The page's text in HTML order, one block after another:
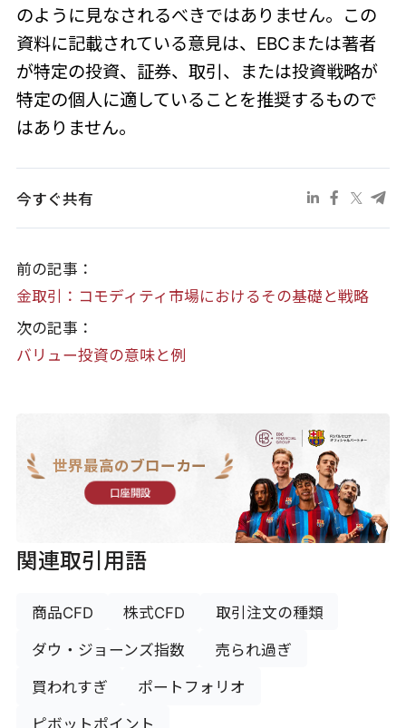
のように見なされるべきではありません。この
資料に記載されている意見は、EBCまたは著者
が特定の投資、証券、取引、または投資戦略が
特定の個人に適していることを推奨するもので
はありません。
今すぐ共有
前の記事：
金取引：コモディティ市場におけるその基礎と戦略
次の記事：
バリュー投資の意味と例
世界最高のブローカー
口座開設
関連取引用語
商品CFD 株式CFD 取引注文の種類
ダウ・ジョーンズ指数 売られ過ぎ
買われすぎ ポートフォリオ